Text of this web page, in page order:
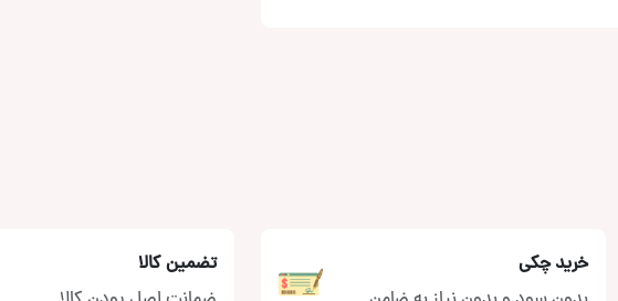
خرید چکی
تضمین کالا